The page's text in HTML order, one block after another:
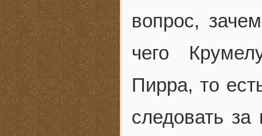
вопрос,
чего
Пирра, то
следовать